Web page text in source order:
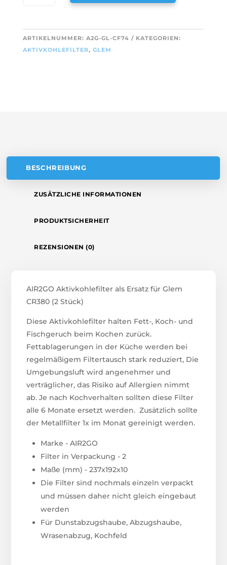
FÜR
GLEM
CR380
T
E
ARTIKELNUMMER: A2G-GL-CF74
KATEGORIEN:
AKTIVKOHLEFILTER, GLEM
BESCHREIBUNG
ZUSÄTZLICHE INFORMATIONEN
PRODUKTSICHERHEIT
REZENSIONEN (0)
AIR2GO Aktivkohlefilter als Ersatz für Glem
CR380 (2 Stück)
Diese Aktivkohlefilter halten Fett-, Koch- und
Fischgeruch beim Kochen zurück.
Fettablagerungen in der Küche werden bei
regelmäßigem Filtertausch stark reduziert, Die
Umgebungsluft wird angenehmer und
verträglicher, das Risiko auf Allergien nimmt
ab. Je nach Kochverhalten sollten diese Filter
alle 6 Monate ersetzt werden. Zusätzlich sollte
der Metallfilter 1x im Monat gereinigt werden.
Marke - AIR2GO
Filter in Verpackung - 2
Maße (mm) - 237x192x10
Die Filter sind nochmals einzeln verpackt
und müssen daher nicht gleich eingebaut
werden
Für Dunstabzugshaube, Abzugshaube,
Wrasenabzug, Kochfeld